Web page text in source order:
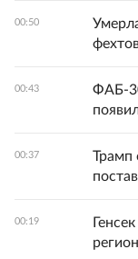
00:50
00:43
ФАБ-
00:37
Трамп
00:19